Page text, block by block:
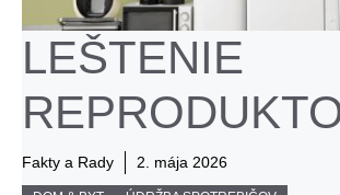
LEŠTENIE
Fakty a Rady 2. mája 2026